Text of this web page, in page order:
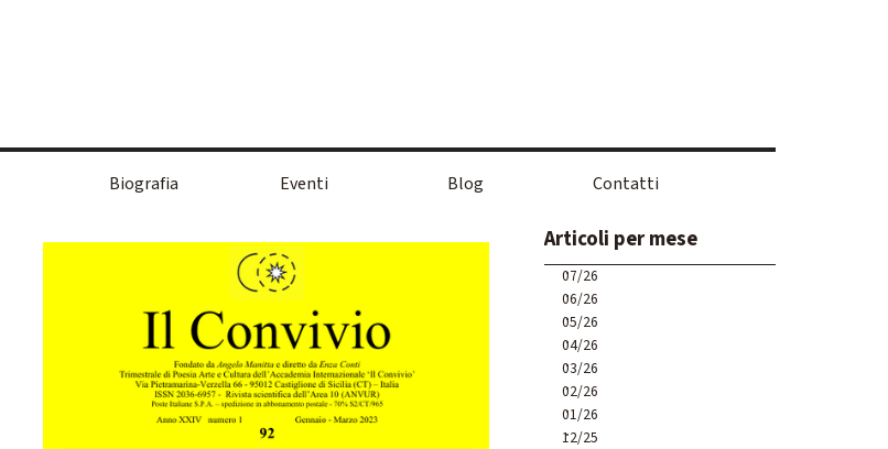
Salta menù
▼
Biografia Eventi Blog Contatti
Salta blocco Articoli per mese
Articoli per mese
07/26
06/26
05/26
04/26
03/26
02/26
01/26
12/25